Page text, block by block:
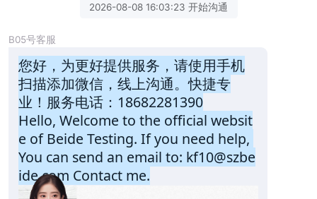
2026-08-08 16:03:23 开始沟通
B05号客服
您好，为更好提供服务，请使用手机
扫描添加微信，线上沟通。快捷专
业！服务电话：18682281390
Hello, Welcome to the official websit
e of Beide Testing. If you need help,
You can send an email to: kf10@szbe
ide.com Contact me.